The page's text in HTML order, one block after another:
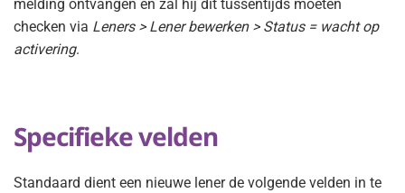
melding ontvangen en zal hij dit tussentijds moeten
checken via Leners > Lener bewerken > Status = wacht op
activering.
Specifieke velden
Standaard dient een nieuwe lener de volgende velden in te